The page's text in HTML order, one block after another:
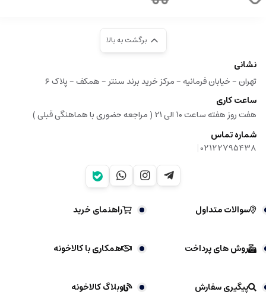
برگشت به بالا
نشانی
تهران - خیابان فرمانیه - مرکز خرید برند سنتر - همکف - پلاک ۶
ساعت کاری
هفت روز هفته ساعت ۱۰ الی ۲۱ ( مراجعه حضوری با هماهنگی قبلی )
شماره تماس
02122795438
|
سوالات متداول راهنمای خرید
روش های پرداخت همکاری با کالاخونه
پیگیری سفارش وبلاگ کالاخونه